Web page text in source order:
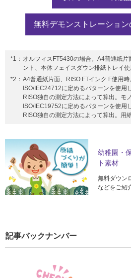
無料デモンストレーショ
*1： オルフィスFT5430の場合。A4普通紙片
ント、本体フェイスダウン排紙トレイ使
*2： A4普通紙片面、RISO FTインク F使用
ISO/IEC24712に定めるパターンを使用
RISO独自の測定方法によって算出。モ
ISO/IEC19752に定めるパターンを使用
RISO独自の測定方法によって算出。用
幼稚園・
ト素材
無料ダウン
などをご紹
記事バックナンバー